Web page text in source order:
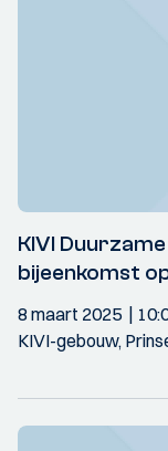
KIVI
bijeenkomst
8 maart 2025
KIVI-gebouw,